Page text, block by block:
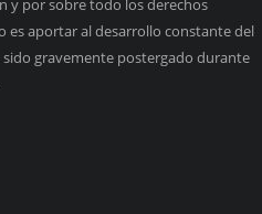
y por sobre todo los derechos
es aportar al desarrollo constante del
sido gravemente postergado durante